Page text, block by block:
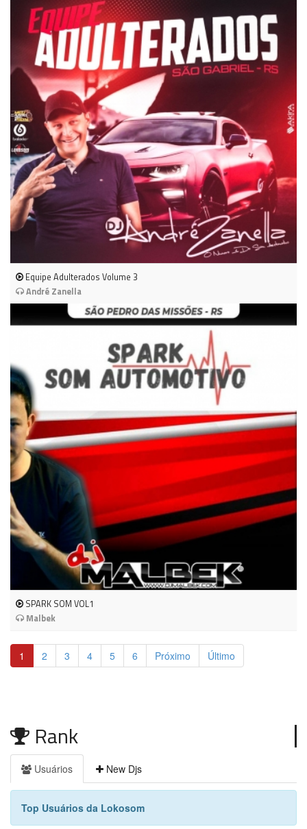
Equipe Adulterados Volume 3
André Zanella
SPARK SOM VOL1
Malbek
1 2 3 4 5 6 Próximo Último
Rank
Usuários New Djs
Top Usuários da Lokosom